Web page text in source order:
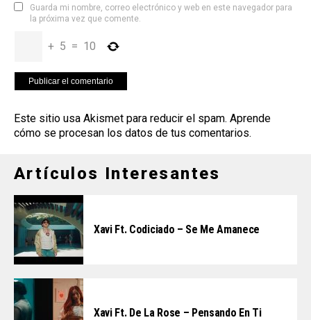
Guarda mi nombre, correo electrónico y web en este navegador para
la próxima vez que comente.
+ 5 = 10
Este sitio usa Akismet para reducir el spam. Aprende
cómo se procesan los datos de tus comentarios.
Artículos Interesantes
Xavi Ft. Codiciado – Se Me Amanece
Xavi Ft. De La Rose – Pensando En Ti